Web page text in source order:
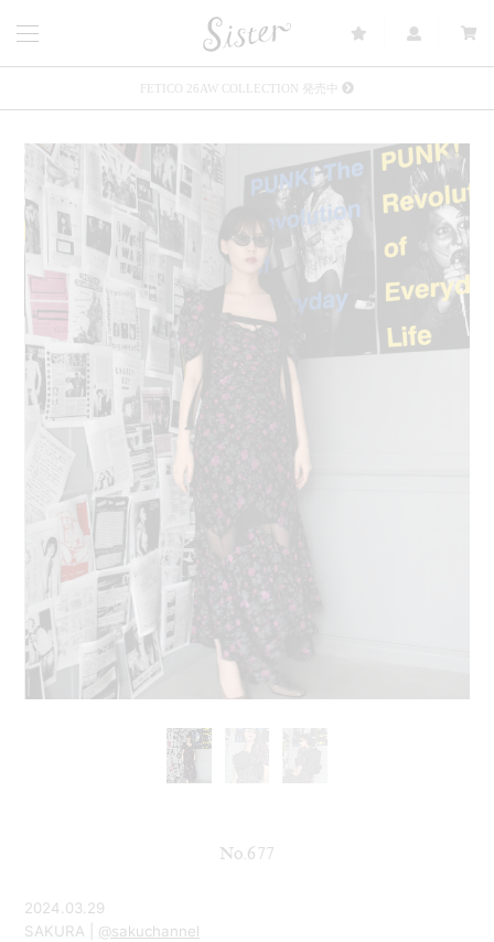
FETICO 26AW COLLECTION 発売中
Sister(渋谷区松濤) 店舗休業のご案内
リース衣装提供について
発売中 : Sister × OJOJO NAITŌ
発売中 : Sister × 前原光榮商店
新規会員登録で5%OFFクーポン配布
Summer Sale up to 60%OFF 開催中
No.677
2024.03.29
SAKURA | @sakuchannel